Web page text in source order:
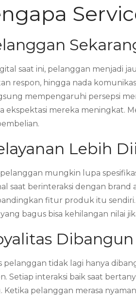
saat ini, pelanggan menjadi
respon, hingga nada
mempengaruhi persepsi
ekspektasi mereka meningkat.
Lebih
mungkin lupa
saat berinteraksi dengan
fitur produk itu sendiri.
bagus bisa kehilangan nilai
pelanggan tidak lagi hanya
Setiap interaksi baik saat
Ketika pelanggan merasa